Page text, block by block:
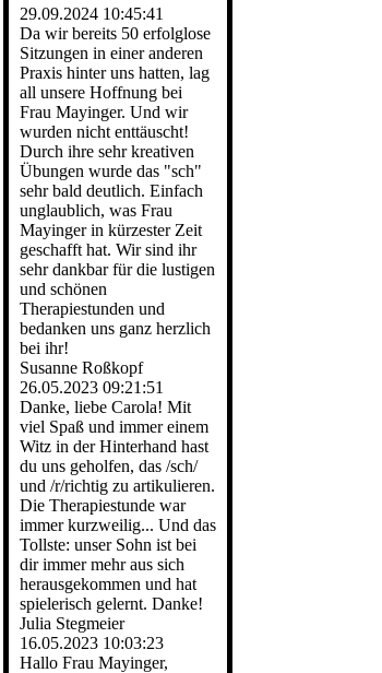
29.09.2024 10:45:41
Da wir bereits 50 erfolglose
Sitzungen in einer anderen
Praxis hinter uns hatten, lag
all unsere Hoffnung bei
Frau Mayinger. Und wir
wurden nicht enttäuscht!
Durch ihre sehr kreativen
Übungen wurde das "sch"
sehr bald deutlich. Einfach
unglaublich, was Frau
Mayinger in kürzester Zeit
geschafft hat. Wir sind ihr
sehr dankbar für die lustigen
und schönen
Therapiestunden und
bedanken uns ganz herzlich
bei ihr!
Susanne Roßkopf
26.05.2023 09:21:51
Danke, liebe Carola! Mit
viel Spaß und immer einem
Witz in der Hinterhand hast
du uns geholfen, das /sch/
und /r/richtig zu artikulieren.
Die Therapiestunde war
immer kurzweilig... Und das
Tollste: unser Sohn ist bei
dir immer mehr aus sich
herausgekommen und hat
spielerisch gelernt. Danke!
Julia Stegmeier
16.05.2023 10:03:23
Hallo Frau Mayinger,